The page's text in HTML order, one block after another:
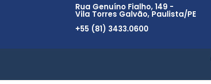
Rua Genuíno Fialho, 149 -
Vila Torres Galvão, Paulista/PE
+55 (81) 3433.0600